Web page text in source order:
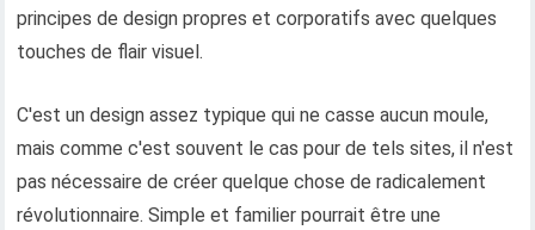
principes de design propres et corporatifs avec quelques
touches de flair visuel.
C'est un design assez typique qui ne casse aucun moule,
mais comme c'est souvent le cas pour de tels sites, il n'est
pas nécessaire de créer quelque chose de radicalement
révolutionnaire. Simple et familier pourrait être une